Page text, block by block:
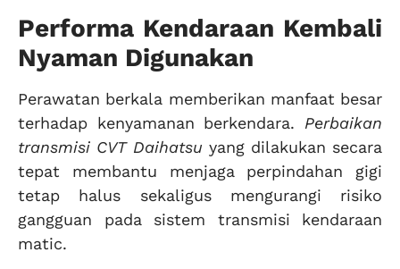
Performa Kendaraan Kembali
Nyaman Digunakan
Perawatan berkala memberikan manfaat besar
terhadap kenyamanan berkendara. Perbaikan
transmisi CVT Daihatsu yang dilakukan secara
tepat membantu menjaga perpindahan gigi
tetap halus sekaligus mengurangi risiko
gangguan pada sistem transmisi kendaraan
matic.